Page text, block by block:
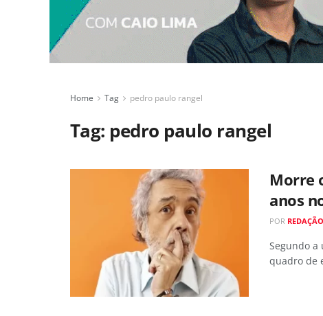
Home Tag pedro paulo rangel
Tag: pedro paulo rangel
Morre
anos
POR
Segundo a
quadro de